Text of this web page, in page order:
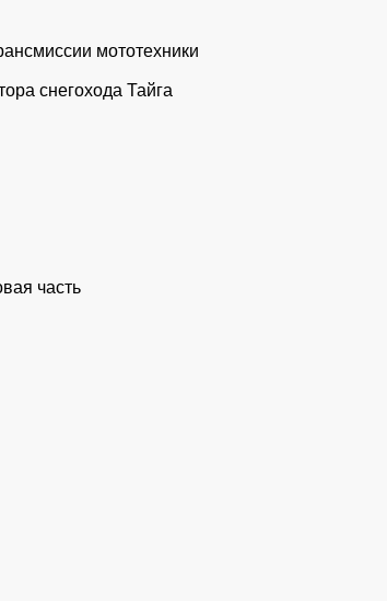
мототехники
снегохода Тайга
часть